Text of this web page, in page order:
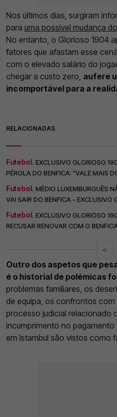
Nos últimos dias, surgiram
para uma possível mudança
No entanto, o Glorioso 1904
fatores que afastam esse
com o elevado salário do
chegar a custo zero, aufere
incomportável para a
RELACIONADAS
Futebol. EXCLUSIVO GLORIOSO
PÉROLA DO BENFICA: "VALE MAIS
Futebol. MÉDIO LUXEMBURGUÊS
VAI SAIR DO BENFICA - EXCLUSIVO
Futebol. EXCLUSIVO GLORIOSO
RECUSAR RENOVAR COM O
<
Outro dos aspetos que
é o historial de polémicas
problemas familiares, os
de equipa, os confrontos com
processo judicial relacionado
incumprimento no
em Istambul são vistos como